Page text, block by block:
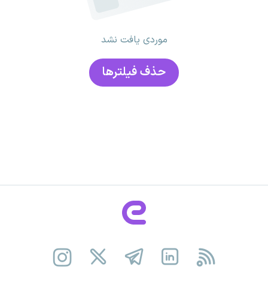
موردی یافت نشد
حذف فیلتر‌ها